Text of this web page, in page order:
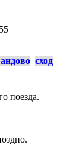
сход
поезда.